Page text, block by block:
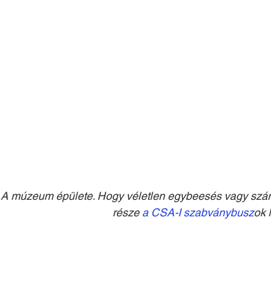
A múzeum épülete. Hogy véletlen egybeesés vagy
része a CSA-I szabványbuszok